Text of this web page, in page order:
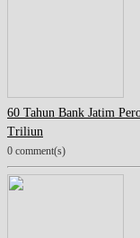
60 Tahun Bank Jatim
Triliun
0 comment(s)